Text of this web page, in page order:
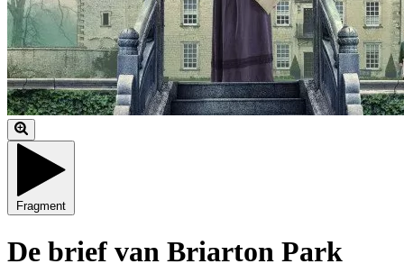
Fragment
De brief van Briarton Park